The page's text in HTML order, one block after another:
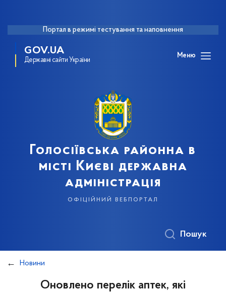
Портал в режимі тестування та наповнення
GOV.UA
Державні сайти України
Меню
Голосіївська районна в
місті Києві державна
адміністрація
офіційний вебпортал
Пошук
Новини
Оновлено перелік аптек, які